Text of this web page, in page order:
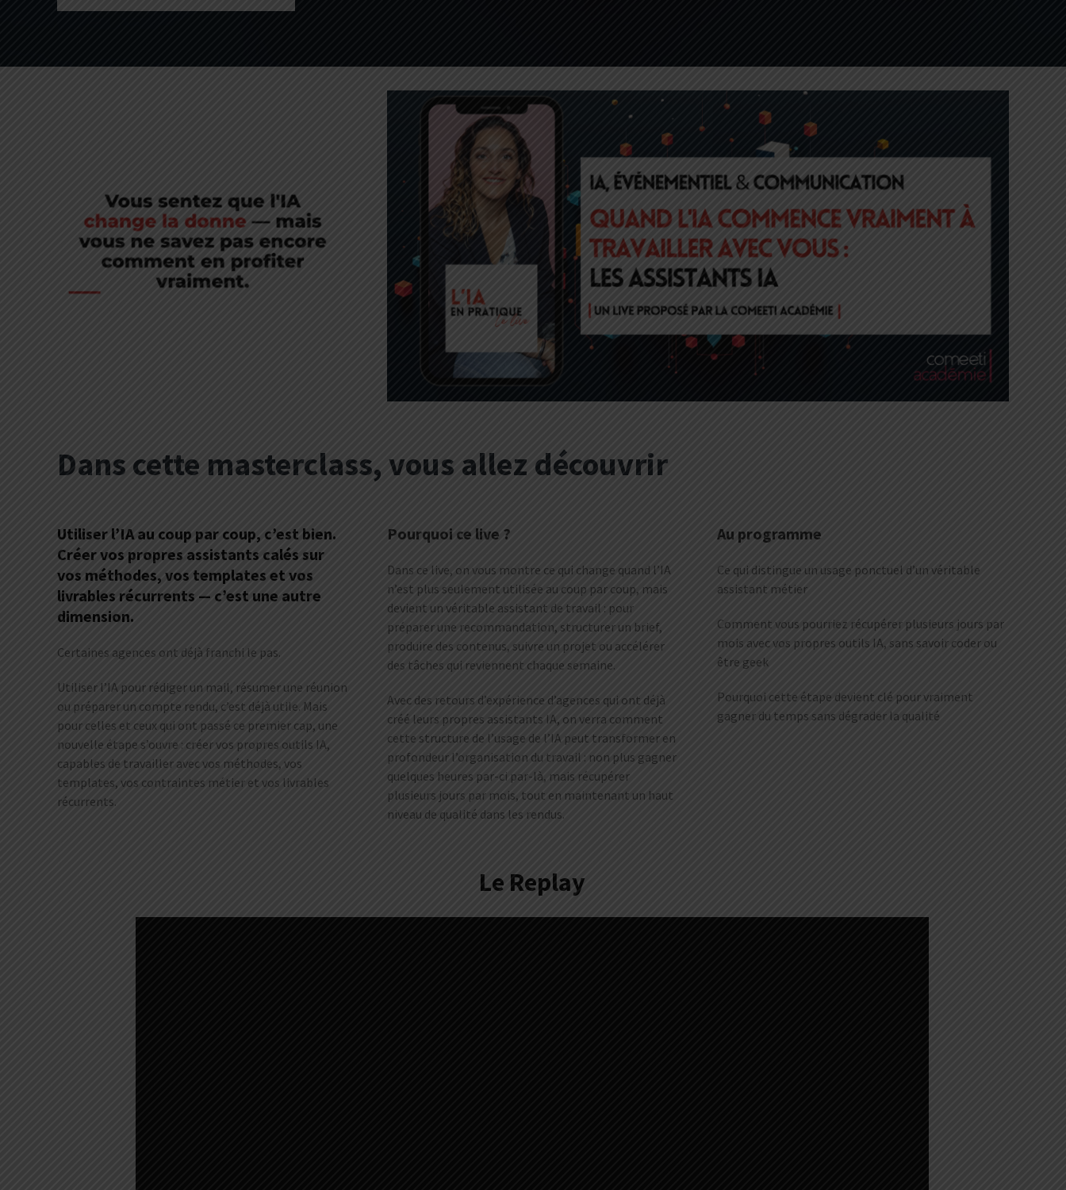
Dans cette masterclass, vous allez découvrir
Utiliser l’IA au coup par coup, c’est bien.
Créer vos propres assistants calés sur
vos méthodes, vos templates et vos
livrables récurrents — c’est une autre
dimension.
Certaines agences ont déjà franchi le pas.
Utiliser l’IA pour rédiger un mail, résumer une réunion
ou préparer un compte rendu, c’est déjà utile. Mais
pour celles et ceux qui ont passé ce premier cap, une
nouvelle étape s’ouvre : créer vos propres outils IA,
capables de travailler avec vos méthodes, vos
templates, vos contraintes métier et vos livrables
récurrents.
Pourquoi ce live ?
Dans ce live, on vous montre ce qui change quand l’IA
n’est plus seulement utilisée au coup par coup, mais
devient un véritable assistant de travail : pour
préparer une recommandation, structurer un brief,
produire des contenus, suivre un projet ou accélérer
des tâches qui reviennent chaque semaine.
Avec des retours d’expérience d’agences qui ont déjà
créé leurs propres assistants IA, on verra comment
cette structure de l’usage de l’IA peut transformer en
profondeur l’organisation du travail : non plus gagner
quelques heures par-ci par-là, mais récupérer
plusieurs jours par mois, tout en maintenant un haut
niveau de qualité dans les rendus.
Au programme
Ce qui distingue un usage ponctuel d’un véritable
assistant métier
Comment vous pourriez récupérer plusieurs jours par
mois avec vos propres outils IA, sans savoir coder ou
être geek
Pourquoi cette étape devient clé pour vraiment
gagner du temps sans dégrader la qualité
Le Replay